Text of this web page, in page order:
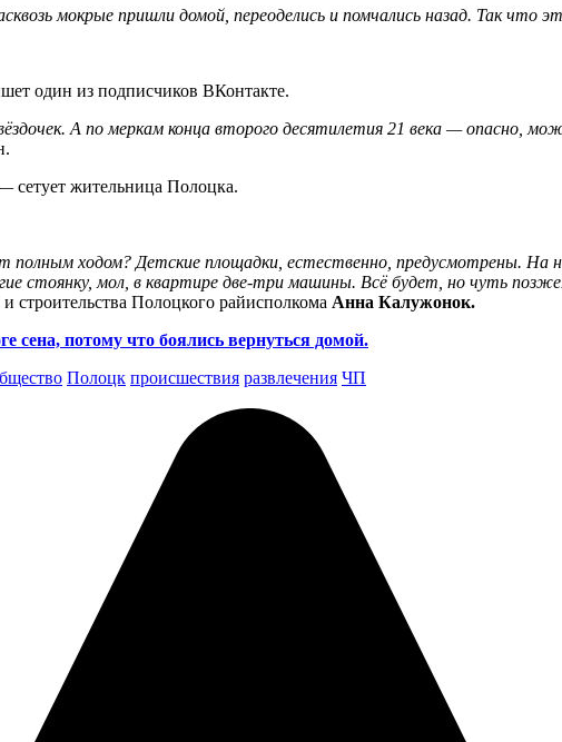
мокрые пришли домой, переоделись и помчались назад. Так что
один из подписчиков ВКонтакте.
А по меркам конца второго десятилетия 21 века — опасно,
сетует жительница Полоцка.
полным ходом? Детские площадки, естественно, предусмотрены. На
стоянку, мол, в квартире две-три машины. Всё будет, но чуть
строительства Полоцкого райисполкома Анна Калужонок.
сена, потому что боялись вернуться домой.
Полоцк происшествия развлечения ЧП